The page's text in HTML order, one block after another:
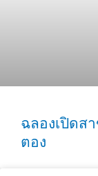
ฉลองเปิดส
ตอง